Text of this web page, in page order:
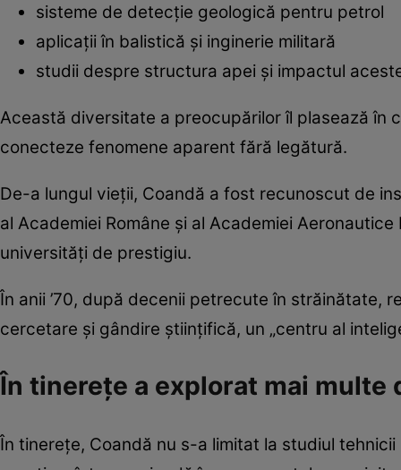
sisteme de detecție geologică pentru petrol
aplicații în balistică și inginerie militară
studii despre structura apei și impactul
Această diversitate a preocupărilor îl plasează în
conecteze fenomene aparent fără legătură.
De-a lungul vieții, Coandă a fost recunoscut de
al Academiei Române și al Academiei
universități de prestigiu.
În anii ’70, după decenii petrecute în străinătate,
cercetare și gândire științifică, un „centru al
În tinerețe a explorat mai
În tinerețe, Coandă nu s-a limitat la studiul